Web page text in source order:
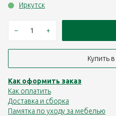
Иркутск
– +
Купить
Как оформить заказ
Как оплатить
Доставка и сборка
Памятка по уходу за мебелью